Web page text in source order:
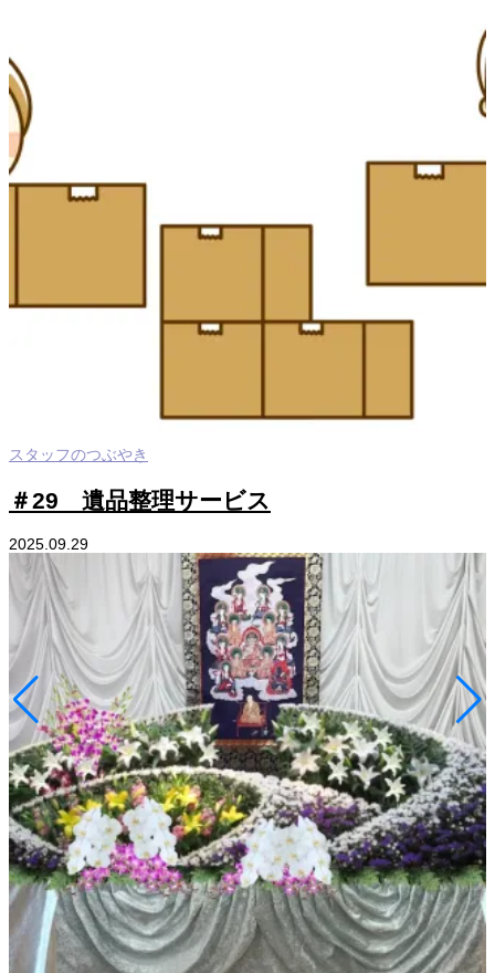
スタッフのつぶやき
＃29 遺品整理サービス
2025.09.29